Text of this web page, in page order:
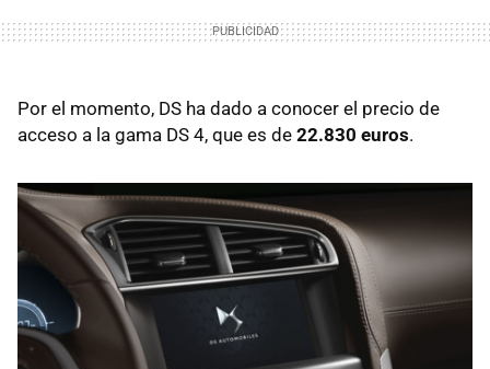
Por el momento, DS ha dado a conocer el precio de
acceso a la gama DS 4, que es de 22.830 euros.